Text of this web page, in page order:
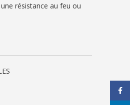
résistance au feu ou